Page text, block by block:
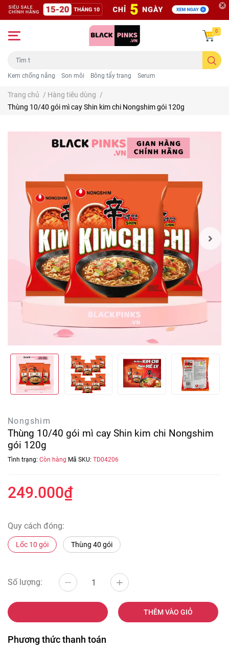
Kem chống nắng Son môi Bông tẩy trang Serum
0
Trang chủ / Hàng tiêu dùng /
Thùng 10/40 gói mì cay Shin kim chi Nongshim gói 120g
Nongshim
Thùng 10/40 gói mì cay Shin kim chi Nongshim
gói 120g
Tình trạng: Còn hàng Mã SKU: TD04206
249.000₫
Quy cách đóng:
Lốc 10 gói Thùng 40 gói
Số lượng:
THÊM VÀO GIỎ
Phương thức thanh toán